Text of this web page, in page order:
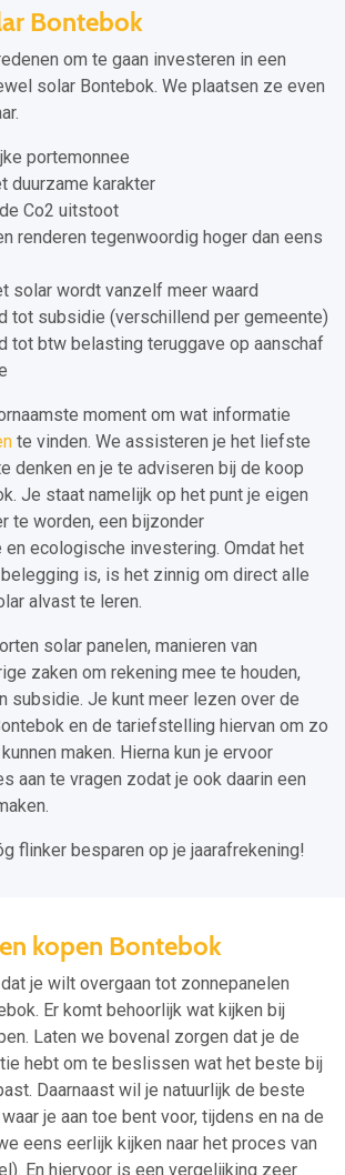
Bontebok
om te gaan investeren in een
solar Bontebok. We plaatsen ze even
portemonnee
duurzame karakter
Co2 uitstoot
renderen tegenwoordig hoger dan eens
solar wordt vanzelf meer waard
tot subsidie (verschillend per gemeente)
tot btw belasting teruggave op aanschaf
moment om wat informatie
te vinden. We assisteren je het liefste
denken en je te adviseren bij de koop
Je staat namelijk op het punt je eigen
te worden, een bijzonder
ecologische investering. Omdat het
is, is het zinnig om direct alle
alvast te leren.
solar panelen, manieren van
zaken om rekening mee te houden,
subsidie. Je kunt meer lezen over de
en de tariefstelling hiervan om zo
maken. Hierna kun je ervoor
aan te vragen zodat je ook daarin een
flinker besparen op je jaarafrekening!
kopen Bontebok
je wilt overgaan tot zonnepanelen
Er komt behoorlijk wat kijken bij
Laten we bovenal zorgen dat je de
hebt om te beslissen wat het beste bij
Daarnaast wil je natuurlijk de beste
je aan toe bent voor, tijdens en na de
eens eerlijk kijken naar het proces van
En hiervoor is een vergelijking zeer